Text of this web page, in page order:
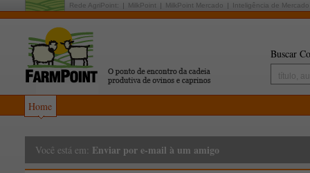
Rede AgriPoint: MilkPoint MilkPoint Mercado Inteligência de Mercado
Buscar
Home
Você está em: Enviar por e-mail à um amigo